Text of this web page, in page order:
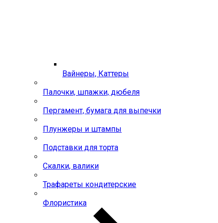
Вайнеры, Каттеры
Палочки, шпажки, дюбеля
Пергамент, бумага для выпечки
Плунжеры и штампы
Подставки для торта
Скалки, валики
Трафареты кондитерские
Флористика